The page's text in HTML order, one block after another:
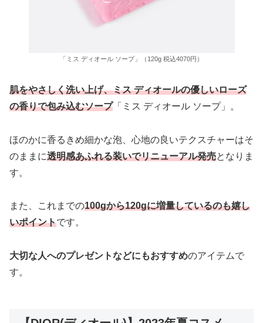
「ミス ディオール ソープ」（120g 税込4070円）
肌をやさしく洗い上げ、ミス ディオールの優しいローズ
の香りで包み込むソープ「ミス ディオール ソープ」。
ほのかに香るきめ細かな泡、心地の良いテクスチャーはそ
のままに透明感あふれる装いでリニューアル発売となりま
す。
また、これまでの100gから120gに増量しているのも嬉し
いポイントです。
大切な人へのプレゼントなどにもおすすめのアイテムで
す。